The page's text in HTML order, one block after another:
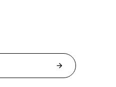
arrow_forward